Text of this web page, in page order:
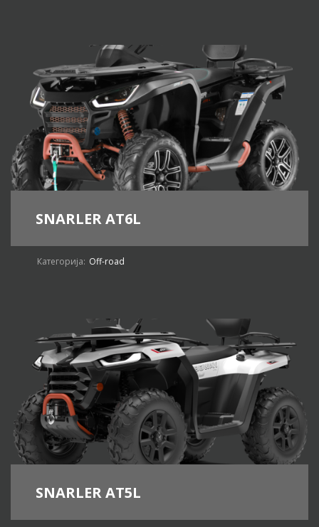
SNARLER AT6L
Категорија: Off-road
SNARLER AT5L